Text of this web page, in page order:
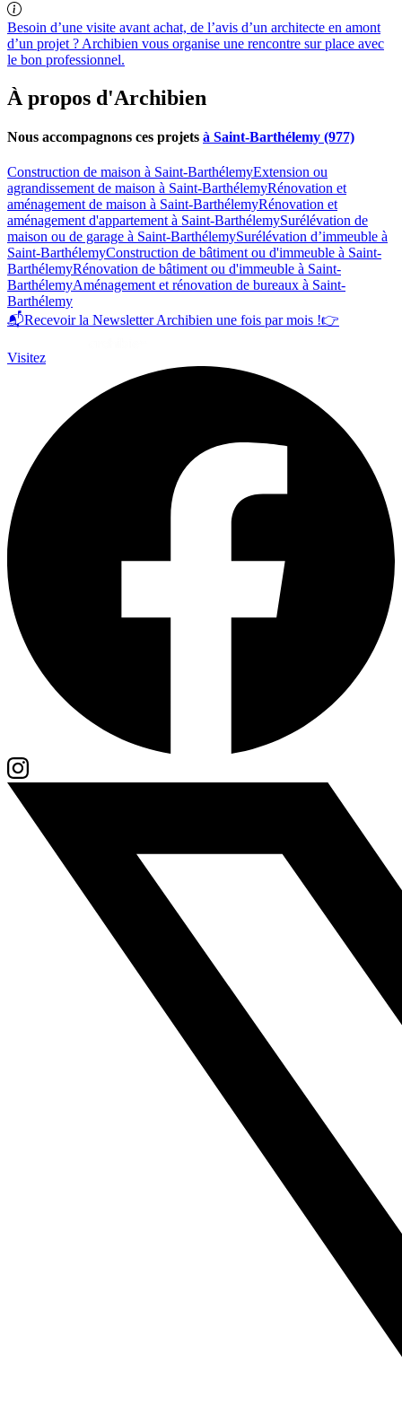
Besoin d’une visite avant achat, de l’avis d’un architecte en amont
d’un projet ? Archibien vous organise une rencontre sur place avec
le bon professionnel.
À propos d'Archibien
Nous accompagnons ces projets à Saint-Barthélemy (977)
Construction de maison à Saint-BarthélemyExtension ou
agrandissement de maison à Saint-BarthélemyRénovation et
aménagement de maison à Saint-BarthélemyRénovation et
aménagement d'appartement à Saint-BarthélemySurélévation de
maison ou de garage à Saint-BarthélemySurélévation d’immeuble à
Saint-BarthélemyConstruction de bâtiment ou d'immeuble à Saint-
BarthélemyRénovation de bâtiment ou d'immeuble à Saint-
BarthélemyAménagement et rénovation de bureaux à Saint-
Barthélemy
📬Recevoir la Newsletter Archibien une fois par mois !👉
Visitez